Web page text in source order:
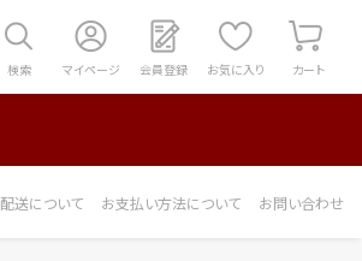
検索 マイページ 会員登録 お気に入り カート
配送について お支払い方法について お問い合わせ